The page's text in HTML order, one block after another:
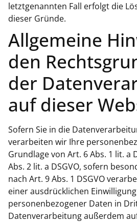
letztgenannten Fall erfolgt die
dieser Gründe.
Allgemeine
den
der
auf dieser
Sofern Sie in die
verarbeiten wir Ihre
Grundlage von Art. 6 Abs. 1 lit. a
Abs. 2 lit. a DSGVO, sofern
nach Art. 9 Abs. 1 DSGVO
einer ausdrücklichen
personenbezogener Daten in
Datenverarbeitung außerdem